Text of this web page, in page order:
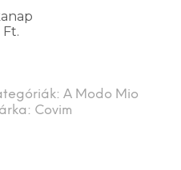
A Modo Mio
Covim